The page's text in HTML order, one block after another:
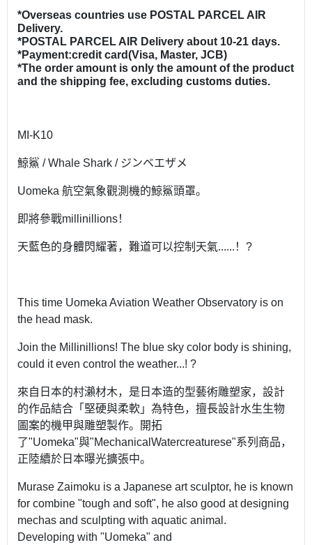
*Overseas countries use POSTAL PARCEL AIR
Delivery.
*POSTAL PARCEL AIR Delivery about 10-21 days.
*Payment:credit card(Visa, Master, JCB)
*The order amount is only the amount of the product
and the shipping fee, excluding customs duties.
MI-K10
鯨鯊 / Whale Shark / ジンベエザメ
Uomeka 航空氣象觀測機的鯨鯊頭罩。
即將參戰millinillions！
天藍色的身體閃耀著，難道可以控制天氣......！?
This time Uomeka Aviation Weather Observatory is on
the head mask.
Join the Millinillions! The blue sky color body is shining,
could it even control the weather...! ?
來自日本的村瀨材木，是日本造的型藝術雕塑家，設計
的作品結合「堅硬與柔軟」為特色，擅長設計水生生物
圖案的機甲與雕塑製作。開拓
了"Uomeka"與"MechanicalWatercreaturese"系列商品，
正陸續於日本曝光擴張中。
Murase Zaimoku is a Japanese art sculptor, he is known
for combine "tough and soft", he also good at designing
mechas and sculpting with aquatic animal.
Developing with "Uomeka" and